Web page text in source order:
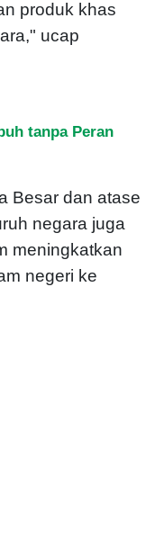
produk khas
ucap
tanpa Peran
Besar dan atase
negara juga
meningkatkan
negeri ke